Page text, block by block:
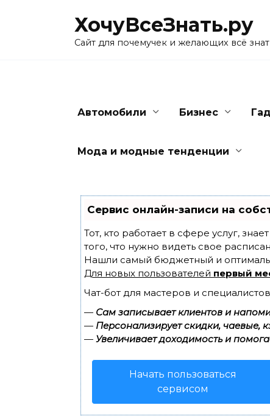
ХочуВсеЗнать.ру
Сайт для почемучек и желающих всё
Автомобили Бизнес
Мода и модные тенденции
Сервис онлайн-записи на
Тот, кто работает в сфере услуг,
того, что нужно видеть свое
Нашли самый бюджетный и
Для новых пользователей первый
Чат-бот для мастеров и
— Сам записывает клиентов и
— Персонализирует скидки, чаевые,
— Увеличивает доходимость и
Начать пользоваться
сервисом